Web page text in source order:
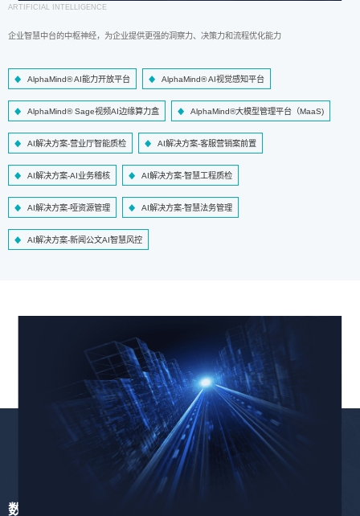
ARTIFICIAL INTELLIGENCE
企业智慧中台的中枢神经，为企业提供更强的洞察力、决策力和流程优化能力
AlphaMind® AI能力开放平台 AlphaMind® AI视觉感知平台
AlphaMind® Sage视频AI边缘算力盒 AlphaMind®大模型管理平台（MaaS)
AI解决方案-营业厅智能质检 AI解决方案-客服营销案前置
AI解决方案-AI业务稽核 AI解决方案-智慧工程质检
AI解决方案-哑资源管理 AI解决方案-智慧法务管理
AI解决方案-新闻公文AI智慧风控
数字孪生